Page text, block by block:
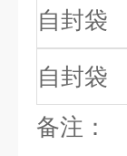
自封袋
自封袋
备注 ：